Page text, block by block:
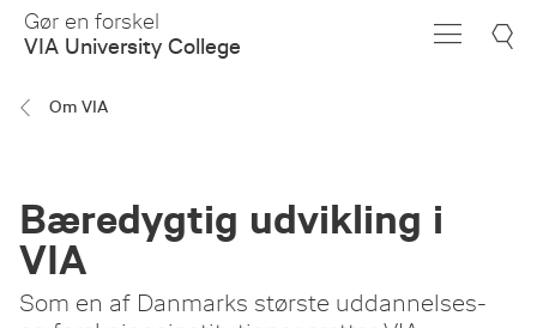
Skip
Main
Gør en forskel
VIA University College
Om VIA
Bæredygtig udvikling i
VIA
Som en af Danmarks største uddannelses-